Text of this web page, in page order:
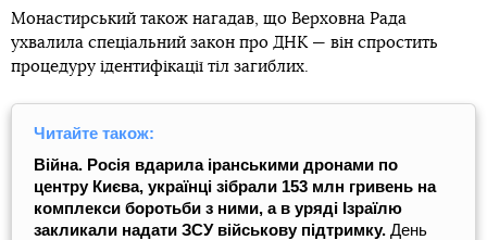
Монастирський також нагадав, що Верховна Рада
ухвалила спеціальний закон про ДНК — він спростить
процедуру ідентифікації тіл загиблих.
Читайте також:
Війна. Росія вдарила іранськими дронами по
центру Києва, українці зібрали 153 млн гривень на
комплекси боротьби з ними, а в уряді Ізраїлю
закликали надати ЗСУ військову підтримку. День